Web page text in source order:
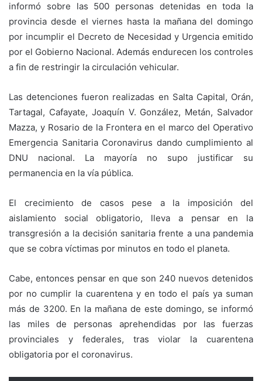
informó sobre las 500 personas detenidas en toda la
provincia desde el viernes hasta la mañana del domingo
por incumplir el Decreto de Necesidad y Urgencia emitido
por el Gobierno Nacional. Además endurecen los controles
a fin de restringir la circulación vehicular.
Las detenciones fueron realizadas en Salta Capital, Orán,
Tartagal, Cafayate, Joaquín V. González, Metán, Salvador
Mazza, y Rosario de la Frontera en el marco del Operativo
Emergencia Sanitaria Coronavirus dando cumplimiento al
DNU nacional. La mayoría no supo justificar su
permanencia en la vía pública.
El crecimiento de casos pese a la imposición del
aislamiento social obligatorio, lleva a pensar en la
transgresión a la decisión sanitaria frente a una pandemia
que se cobra víctimas por minutos en todo el planeta.
Cabe, entonces pensar en que son 240 nuevos detenidos
por no cumplir la cuarentena y en todo el país ya suman
más de 3200. En la mañana de este domingo, se informó
las miles de personas aprehendidas por las fuerzas
provinciales y federales, tras violar la cuarentena
obligatoria por el coronavirus.